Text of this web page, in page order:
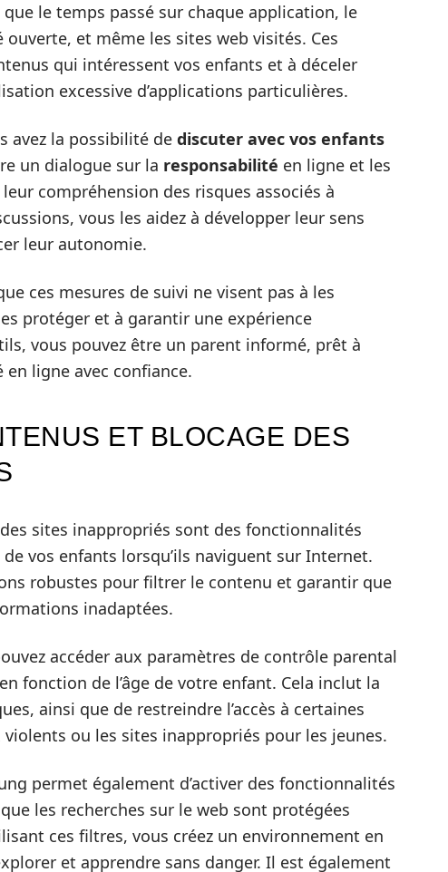
le temps passé sur chaque application, le
et même les sites web visités. Ces
qui intéressent vos enfants et à déceler
excessive d’applications particulières.
avez la possibilité de discuter avec vos enfants
un dialogue sur la responsabilité en ligne et les
compréhension des risques associés à
vous les aidez à développer leur sens
leur autonomie.
ces mesures de suivi ne visent pas à les
protéger et à garantir une expérience
vous pouvez être un parent informé, prêt à
ligne avec confiance.
ET BLOCAGE DES
sites inappropriés sont des fonctionnalités
vos enfants lorsqu’ils naviguent sur Internet.
robustes pour filtrer le contenu et garantir que
inadaptées.
accéder aux paramètres de contrôle parental
en fonction de l’âge de votre enfant. Cela inclut la
ainsi que de restreindre l’accès à certaines
ou les sites inappropriés pour les jeunes.
permet également d’activer des fonctionnalités
les recherches sur le web sont protégées
ces filtres, vous créez un environnement en
et apprendre sans danger. Il est également